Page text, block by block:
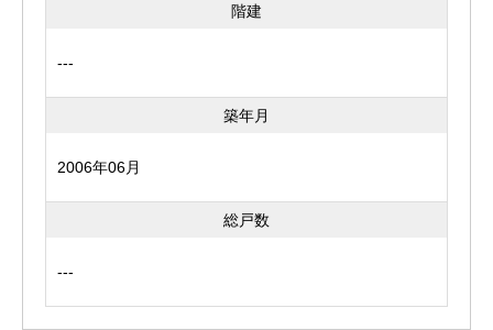
階建
---
築年月
2006年06月
総戸数
---